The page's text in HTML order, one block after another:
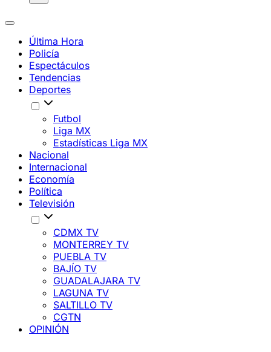
Última Hora
Policía
Espectáculos
Tendencias
Deportes
Futbol
Liga MX
Estadísticas Liga MX
Nacional
Internacional
Economía
Política
Televisión
CDMX TV
MONTERREY TV
PUEBLA TV
BAJÍO TV
GUADALAJARA TV
LAGUNA TV
SALTILLO TV
CGTN
OPINIÓN